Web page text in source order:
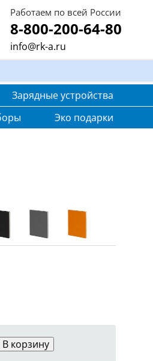
Работаем по всей России
8-800-200-64-80
info@rk-a.ru
Зарядные устройства
Эко подарки
В корзину